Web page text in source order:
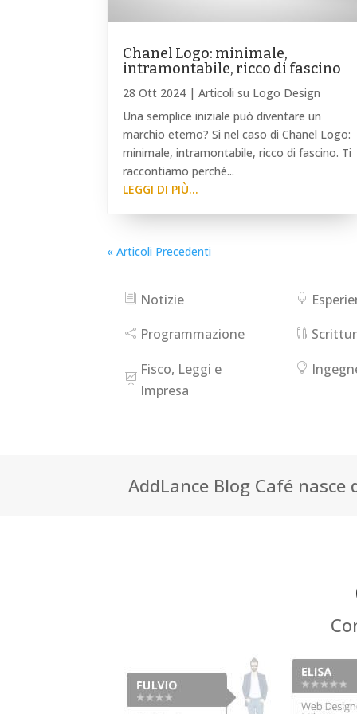
Chanel Logo: minimale,
intramontabile, ricco di fascino
28 Ott 2024 |Articoli su Logo Design
Una semplice iniziale può diventare un
marchio eterno? Si nel caso di Chanel Logo:
minimale, intramontabile, ricco di fascino. Ti
raccontiamo perché...
LEGGI DI PIÙ...
« Articoli Precedenti
Notizie
Programmazione
Fisco, Leggi e
Impresa
AddLance Blog Café